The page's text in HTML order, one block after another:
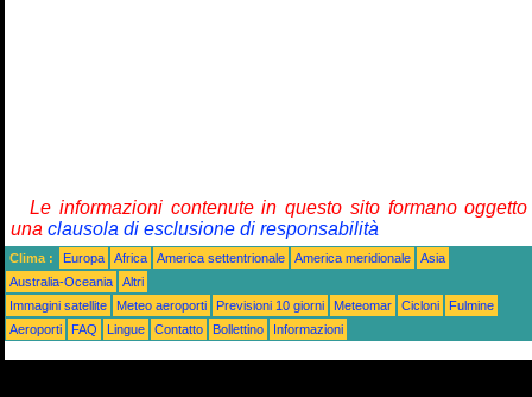
Le informazioni contenute in questo sito formano
una clausola di esclusione di responsabilità
Clima : Europa Africa America settentrionale America meridionale
Asia
Australia-Oceania
Altri
Immagini satellite
Meteo aeroporti Previsioni 10 giorni Meteomar Cicloni
Fulmine
Aeroporti
FAQ Lingue Contatto Bollettino Informazioni